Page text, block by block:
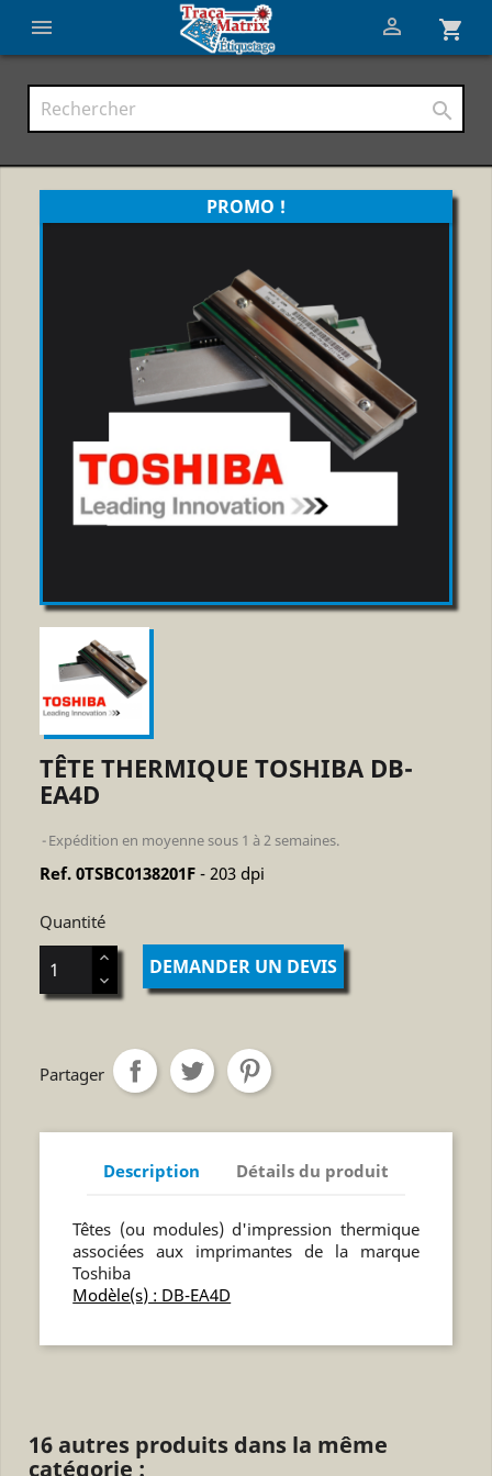
 shopping_cart


PROMO !
TÊTE THERMIQUE TOSHIBA DB-
EA4D
Expédition en moyenne sous 1 à 2 semaines.
Ref. 0TSBC0138201F- 203 dpi
Quantité
DEMANDER UN DEVIS
Partager
Description Détails du produit
Têtes (ou modules) d'impression thermique
associées aux imprimantes de la marque
Toshiba
Modèle(s) : DB-EA4D
16 autres produits dans la même
catégorie :